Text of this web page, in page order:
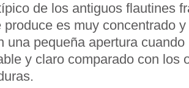
de los antiguos flautines
produce es muy concentrado
una pequeña apertura
y claro comparado con los